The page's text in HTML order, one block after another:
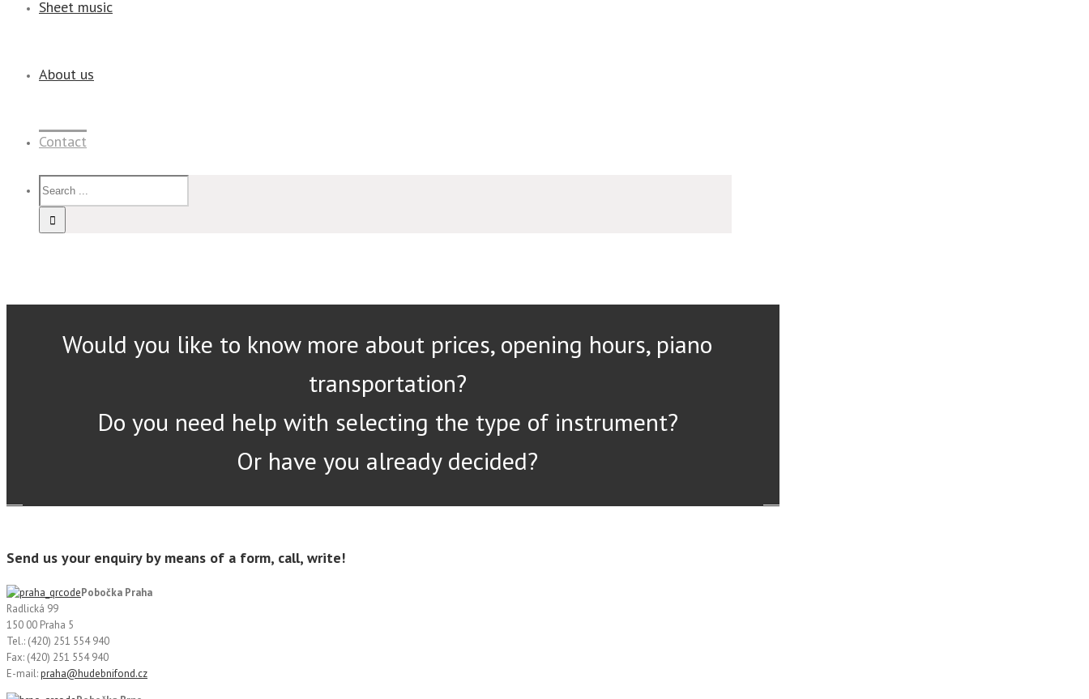
Sheet music
About us
Contact
Would you like to know more about prices, opening hours, piano
transportation?
Do you need help with selecting the type of instrument?
Or have you already decided?
Send us your enquiry by means of a form, call, write!
Pobočka Praha
Radlická 99
150 00 Praha 5
Tel.: (420) 251 554 940
Fax: (420) 251 554 940
E-mail:praha@hudebnifond.cz